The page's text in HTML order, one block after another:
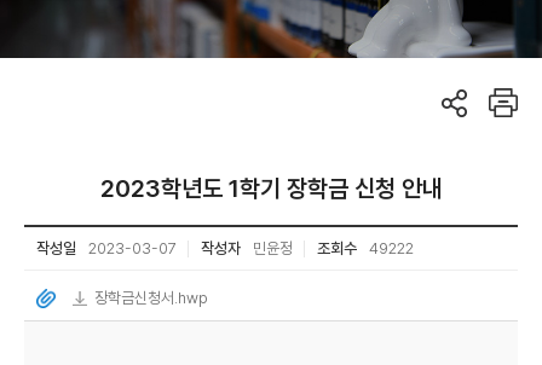
2023학년도 1학기 장학금 신청 안내
작성일 2023-03-07 작성자 민윤정 조회수 49222
장학금신청서.hwp